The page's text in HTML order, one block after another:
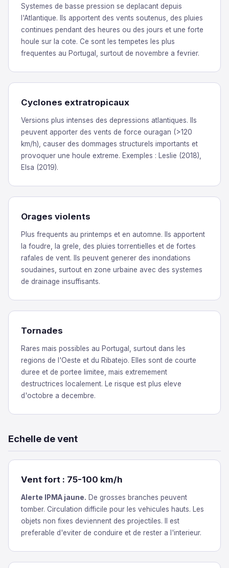
Systemes de basse pression se deplacant depuis
l'Atlantique. Ils apportent des vents soutenus, des pluies
continues pendant des heures ou des jours et une forte
houle sur la cote. Ce sont les tempetes les plus
frequentes au Portugal, surtout de novembre a fevrier.
Cyclones extratropicaux
Versions plus intenses des depressions atlantiques. Ils
peuvent apporter des vents de force ouragan (>120
km/h), causer des dommages structurels importants et
provoquer une houle extreme. Exemples : Leslie (2018),
Elsa (2019).
Orages violents
Plus frequents au printemps et en automne. Ils apportent
la foudre, la grele, des pluies torrentielles et de fortes
rafales de vent. Ils peuvent generer des inondations
soudaines, surtout en zone urbaine avec des systemes
de drainage insuffisants.
Tornades
Rares mais possibles au Portugal, surtout dans les
regions de l'Oeste et du Ribatejo. Elles sont de courte
duree et de portee limitee, mais extremement
destructrices localement. Le risque est plus eleve
d'octobre a decembre.
Echelle de vent
Vent fort : 75-100 km/h
Alerte IPMA jaune. De grosses branches peuvent
tomber. Circulation difficile pour les vehicules hauts. Les
objets non fixes deviennent des projectiles. Il est
preferable d'eviter de conduire et de rester a l'interieur.